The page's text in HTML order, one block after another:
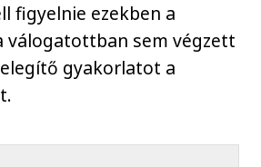
figyelnie ezekben a
válogatottban sem végzett
gyakorlatot a